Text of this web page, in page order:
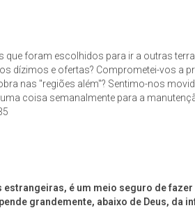
que foram escolhidos para ir a outras
dízimos e ofertas? Comprometei-vos a
nas "regiões além"? Sentimo-nos
coisa semanalmente para a
é um meio seguro de fazer
grandemente, abaixo de Deus, da